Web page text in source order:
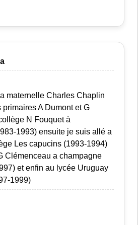
maternelle Charles Chaplin
A Dumont et G
N Fouquet à
1993) ensuite je suis allé a
Les capucins (1993-1994)
Clémenceau a champagne
et enfin au lycée Uruguay
1999)